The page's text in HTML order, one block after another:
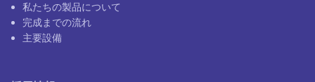
私たちの製品について
完成までの流れ
主要設備